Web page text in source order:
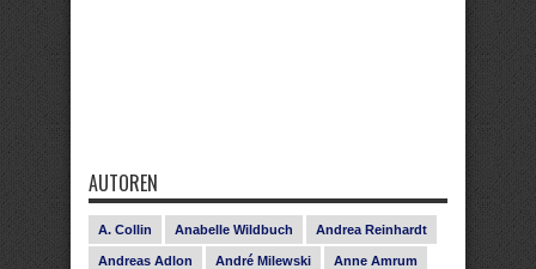
AUTOREN
A. Collin Anabelle Wildbuch Andrea Reinhardt
Andreas Adlon André Milewski Anne Amrum